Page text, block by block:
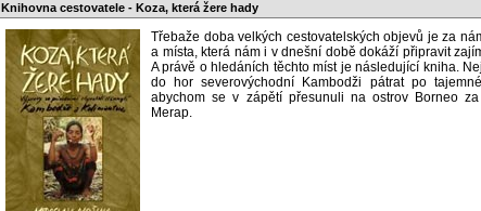
Knihovna cestovatele - Koza, která žere hady
Třebaže doba velkých cestovatelských objevů je za
a místa, která nám i v dnešní době dokáží připravit
A právě o hledáních těchto míst je následující kniha.
do hor severovýchodní Kambodži pátrat po
abychom se v zápětí přesunuli na ostrov Borneo
Merap.